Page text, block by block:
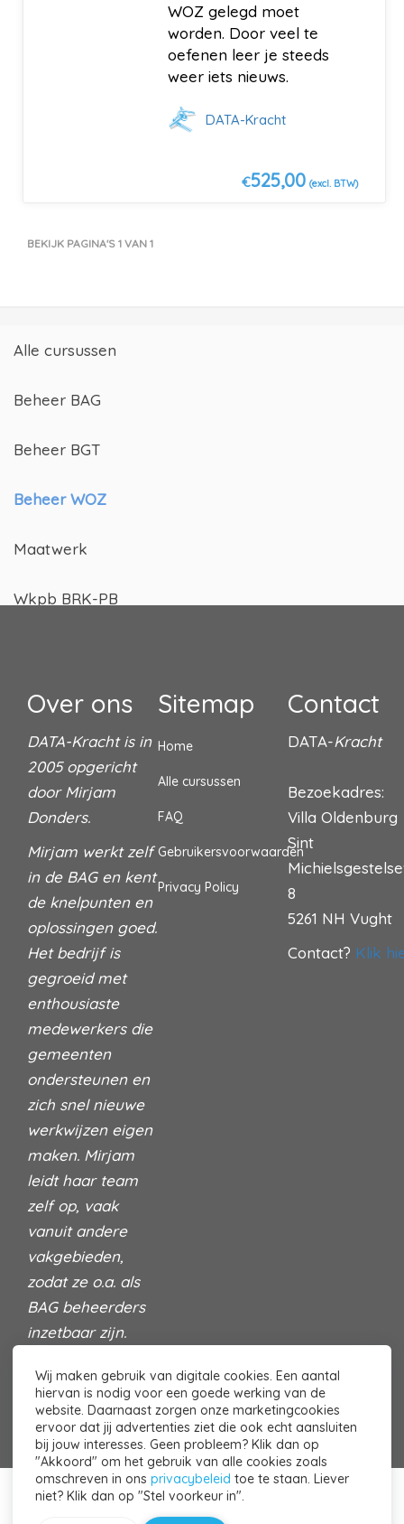
WOZ gelegd moet
worden. Door veel te
oefenen leer je steeds
weer iets nieuws.
DATA-Kracht
€525,00 (excl. BTW)
BEKIJK PAGINA'S 1 VAN 1
Alle cursussen
Beheer BAG
Beheer BGT
Beheer WOZ
Maatwerk
Wkpb BRK-PB
Over ons
DATA-Kracht is in
2005 opgericht
door Mirjam
Donders.
Mirjam werkt zelf
in de BAG en kent
de knelpunten en
oplossingen goed.
Het bedrijf is
gegroeid met
enthousiaste
medewerkers die
gemeenten
ondersteunen en
zich snel nieuwe
werkwijzen eigen
maken. Mirjam
leidt haar team
zelf op, vaak
vanuit andere
vakgebieden,
zodat ze o.a. als
BAG beheerders
inzetbaar zijn.
over ons
Sitemap
Home
Alle cursussen
FAQ
Gebruikersvoorwaarden
Privacy Policy
Contact
DATA-Kracht
Bezoekadres:
Villa Oldenburg
Sint
8
5261 NH Vught
Contact? Klik
© 2026 DATA-Kracht - Powered by
Wij maken gebruik van digitale cookies. Een aantal
hiervan is nodig voor een goede werking van de
website. Daarnaast zorgen onze marketingcookies
ervoor dat jij advertenties ziet die ook echt aansluiten
bij jouw interesses. Geen probleem? Klik dan op
"Akkoord" om het gebruik van alle cookies zoals
omschreven in ons privacybeleid toe te staan. Liever
niet? Klik dan op "Stel voorkeur in".